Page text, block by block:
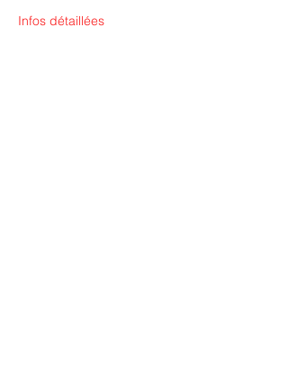
Infos détaillées